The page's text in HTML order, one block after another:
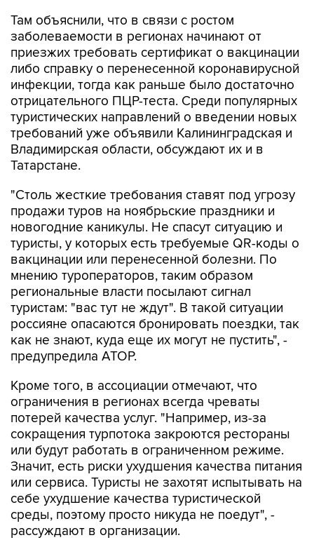
Там объяснили, что в связи с ростом
заболеваемости в регионах начинают от
приезжих требовать сертификат о вакцинации
либо справку о перенесенной коронавирусной
инфекции, тогда как раньше было достаточно
отрицательного ПЦР-теста. Среди популярных
туристических направлений о введении новых
требований уже объявили Калининградская и
Владимирская области, обсуждают их и в
Татарстане.
"Столь жесткие требования ставят под угрозу
продажи туров на ноябрьские праздники и
новогодние каникулы. Не спасут ситуацию и
туристы, у которых есть требуемые QR-коды о
вакцинации или перенесенной болезни. По
мнению туроператоров, таким образом
региональные власти посылают сигнал
туристам: "вас тут не ждут". В такой ситуации
россияне опасаются бронировать поездки, так
как не знают, куда еще их могут не пустить", -
предупредила АТОР.
Кроме того, в ассоциации отмечают, что
ограничения в регионах всегда чреваты
потерей качества услуг. "Например, из-за
сокращения турпотока закроются рестораны
или будут работать в ограниченном режиме.
Значит, есть риски ухудшения качества питания
или сервиса. Туристы не захотят испытывать на
себе ухудшение качества туристической
среды, поэтому просто никуда не поедут", -
рассуждают в организации.